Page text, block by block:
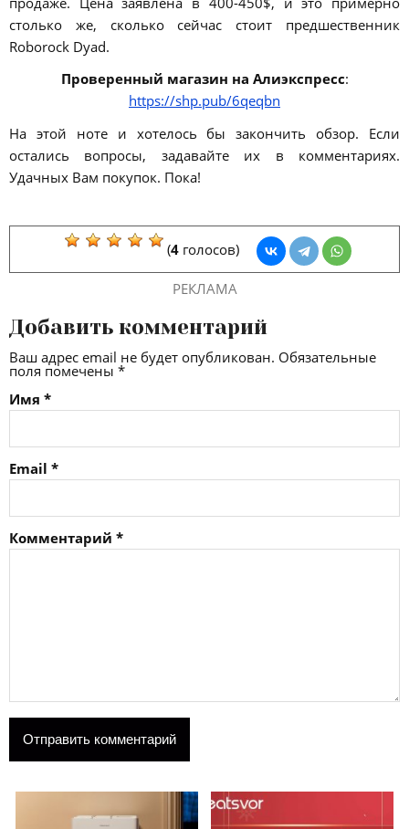
столько же, сколько сейчас стоит предшественник
Roborock Dyad.
Проверенный магазин на Алиэкспресс:
https://shp.pub/6qeqbn
На этой ноте и хотелось бы закончить обзор. Если
остались вопросы, задавайте их в комментариях.
Удачных Вам покупок. Пока!
(4голосов)
РЕКЛАМА
Добавить комментарий
Ваш адрес email не будет опубликован. Обязательные
поля помечены *
Имя *
Email *
Комментарий *